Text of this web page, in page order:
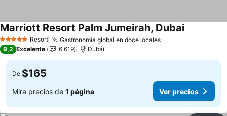
5 Estrellas Resort Gastronomía global en doce localesVer precios
Marriott Resort Palm Jumeirah, DubaiVer precios
9,2 Excelente 6.619 Dubái
De $165
Mira precios de 1 página Ver precios